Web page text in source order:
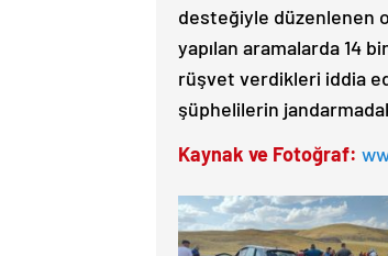
desteğiyle düzenlenen
yapılan aramalarda 14
rüşvet verdikleri iddia
şüphelilerin
Kaynak ve Fotoğraf: